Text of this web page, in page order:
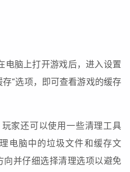
电脑上打开游戏后，进入设置
存”选项，即可查看游戏的缓存
玩家还可以使用一些清理工具
电脑中的垃圾文件和缓存文
并仔细选择清理选项以避免